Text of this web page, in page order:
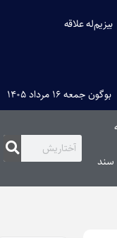
بیزیم‌له علاقه
بوگون جمعه ۱۶ مرداد ۱۴۰۵
سند